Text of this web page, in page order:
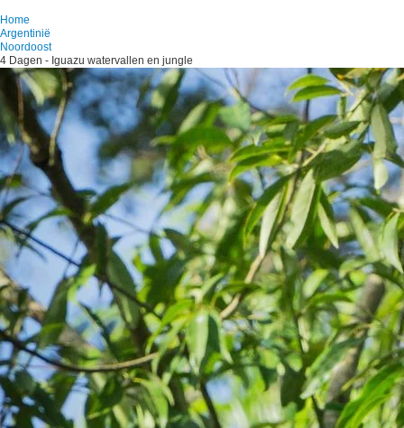
Home
Argentinië
Noordoost
4 Dagen - Iguazu watervallen en jungle